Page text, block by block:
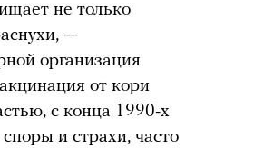
не только
—
организация
от кори
с конца 1990-х
и страхи, часто